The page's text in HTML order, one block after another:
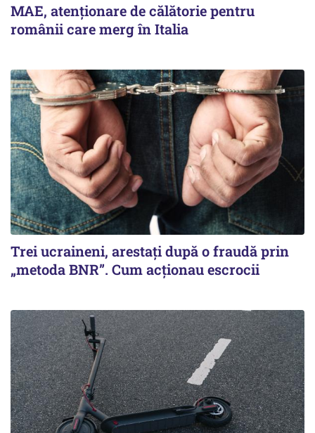
MAE, atenționare de călătorie pentru
românii care merg în Italia
Trei ucraineni, arestați după o fraudă prin
„metoda BNR”. Cum acționau escrocii